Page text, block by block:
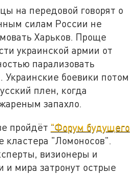
на передовой говорят о
силам России не
Харьков. Проще
украинской армии от
парализовать
Украинские боевики потом
плен, когда
запахло.
пройдёт "Форум будущего
кластера "Ломоносов".
визионеры и
и мира затронут острые